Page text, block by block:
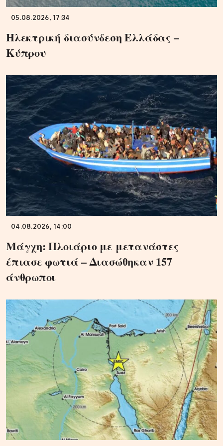
05.08.2026, 17:34
Ηλεκτρική διασύνδεση Ελλάδας –
Κύπρου
04.08.2026, 14:00
Μάγχη: Πλοιάριο με μετανάστες
έπιασε φωτιά – Διασώθηκαν 157
άνθρωποι